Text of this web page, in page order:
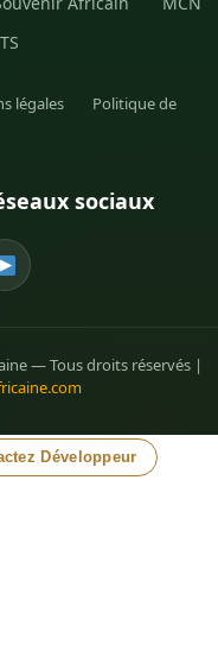
légales
Politique de
sociaux
— Tous droits réservés |
Développeur